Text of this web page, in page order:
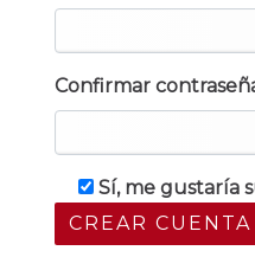
Confirmar
Sí, me gustaría
CREAR CUENTA